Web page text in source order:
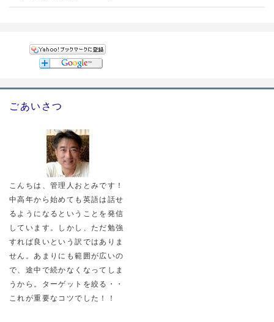
ごあいさつ
こんちは、管理人おとみです！
中高年から始めても英語は話せ
るようになるということを発信
しています。しかし、ただ勉強
すれば良いという訳ではありま
せん。あまりにも範囲が広いの
で、途中で続かなくなってしま
うから。ターゲットを絞る・・
これが重要なコツでした！！